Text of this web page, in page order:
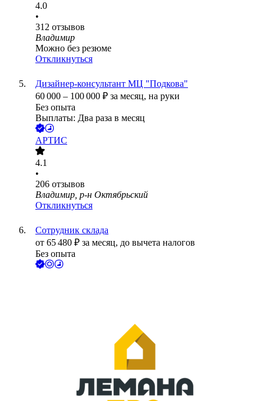
4.0
•
312 отзывов
Владимир
Можно без резюме
Откликнуться
Дизайнер-консультант МЦ "Подкова"
60 000 – 100 000 ₽ за месяц, на руки
Без опыта
Выплаты: Два раза в месяц
АРТИС
4.1
•
206 отзывов
Владимир, р-н Октябрьский
Откликнуться
Сотрудник склада
от 65 480 ₽ за месяц, до вычета налогов
Без опыта